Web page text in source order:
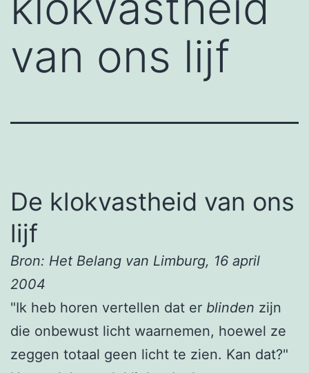
van ons lijf
De klokvastheid van ons
lijf
Bron: Het Belang van Limburg, 16 april
2004
"Ik heb horen vertellen dat er blinden zijn
die onbewust licht waarnemen, hoewel ze
zeggen totaal geen licht te zien. Kan dat?"